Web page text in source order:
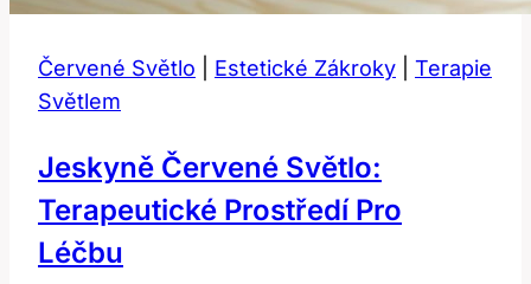
Červené Světlo Estetické Zákroky
Terapie
Světlem
Jeskyně Červené Světlo:
Terapeutické Prostředí Pro
Léčbu